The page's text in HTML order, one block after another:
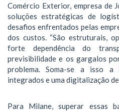
Comércio Exterior, empresa de
soluções estratégicas de
desafios enfrentados pelas
dos custos. “São estruturais,
forte dependência do
previsibilidade e os gargalos
problema. Soma-se a isso a
integrados e uma digitalização
Para Milane, superar essas